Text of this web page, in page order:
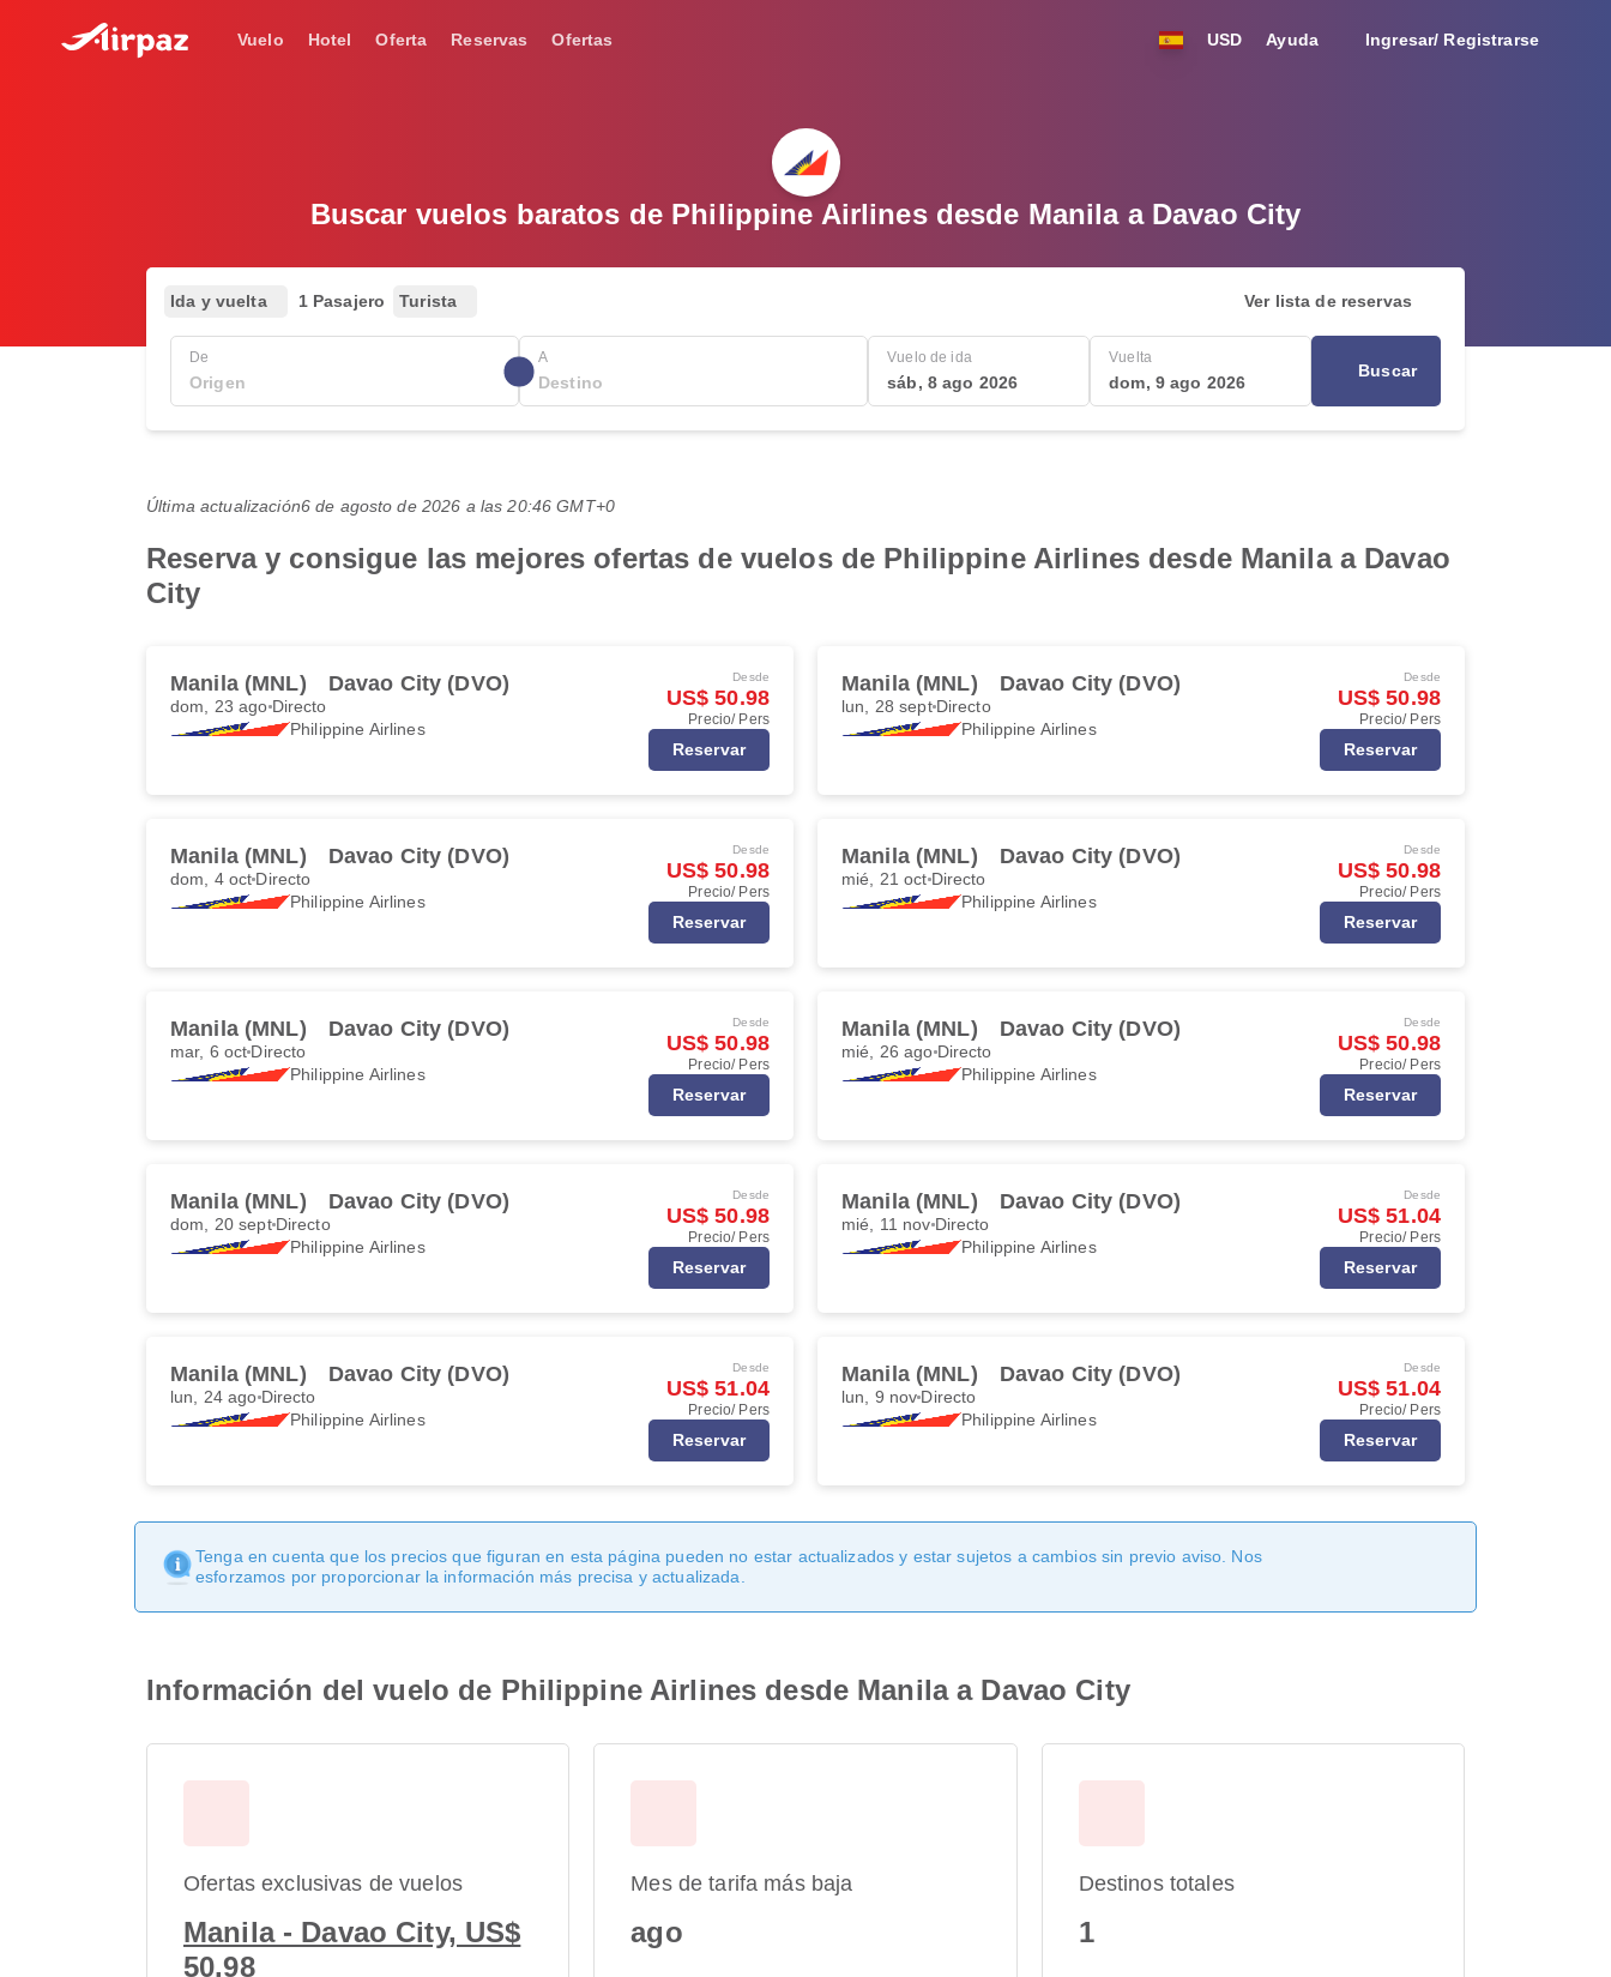
Vuelo Hotel Oferta Reservas Ofertas USD Ayuda Ingresar/ Registrarse
Buscar vuelos baratos de Philippine Airlines desde Manila a Davao City
Ida y vuelta 1 Pasajero Turista Ver lista de reservas
De A Vuelo de ida
sáb, 8 ago 2026
Vuelta
dom, 9 ago 2026
Buscar
Última actualización6 de agosto de 2026 a las 20:46 GMT+0
Reserva y consigue las mejores ofertas de vuelos de Philippine Airlines desde Manila a Davao
City
Manila (MNL) Davao City (DVO)
dom, 23 ago Directo
Philippine Airlines
Desde
US$ 50.98
Precio/ Pers
Reservar
Manila (MNL) Davao City (DVO)
lun, 28 septDirecto
Philippine Airlines
Desde
US$ 50.98
Precio/ Pers
Reservar
Manila (MNL) Davao City (DVO)
dom, 4 oct Directo
Philippine Airlines
Desde
US$ 50.98
Precio/ Pers
Reservar
Manila (MNL) Davao City (DVO)
mié, 21 oct Directo
Philippine Airlines
Desde
US$ 50.98
Precio/ Pers
Reservar
Manila (MNL) Davao City (DVO)
mar, 6 oct Directo
Philippine Airlines
Desde
US$ 50.98
Precio/ Pers
Reservar
Manila (MNL) Davao City (DVO)
mié, 26 ago Directo
Philippine Airlines
Desde
US$ 50.98
Precio/ Pers
Reservar
Manila (MNL) Davao City (DVO)
dom, 20 septDirecto
Philippine Airlines
Desde
US$ 50.98
Precio/ Pers
Reservar
Manila (MNL) Davao City (DVO)
mié, 11 nov Directo
Philippine Airlines
Desde
US$ 51.04
Precio/ Pers
Reservar
Manila (MNL) Davao City (DVO)
lun, 24 ago Directo
Philippine Airlines
Desde
US$ 51.04
Precio/ Pers
Reservar
Manila (MNL) Davao City (DVO)
lun, 9 nov Directo
Philippine Airlines
Desde
US$ 51.04
Precio/ Pers
Reservar
Tenga en cuenta que los precios que figuran en esta página pueden no estar actualizados y estar sujetos a cambios sin previo aviso. Nos
esforzamos por proporcionar la información más precisa y actualizada.
Información del vuelo de Philippine Airlines desde Manila a Davao City
Ofertas exclusivas de vuelos
Manila - Davao City, US$
50.98
Mes de tarifa más baja
ago
Destinos totales
1